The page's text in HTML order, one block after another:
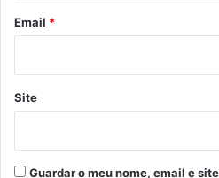
*
Email *
Site
Guardar o meu nome, email e